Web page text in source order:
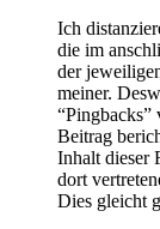
Ich
die im
der
meiner.
“Pingbacks”
Beitrag
Inhalt dieser
dort
Dies gleicht